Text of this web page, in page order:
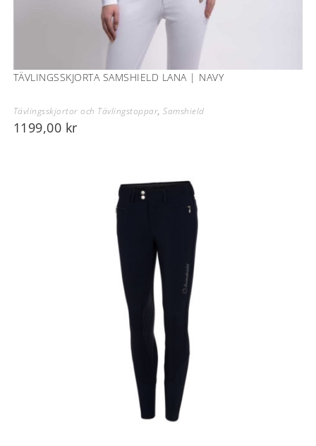
TÄVLINGSSKJORTA SAMSHIELD LANA | NAVY
Tävlingsskjortor och Tävlingstoppar,Samshield
1199,00 kr